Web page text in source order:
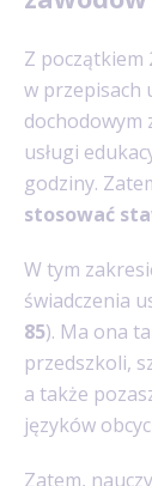
Z początkiem
w przepisach
dochodowym
usługi
godziny.
stosować
W tym
świadczenia
85). Ma ona
przedszkoli,
a także
języków
Zatem,